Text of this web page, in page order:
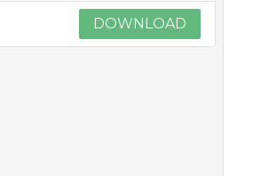
DOWNLOAD